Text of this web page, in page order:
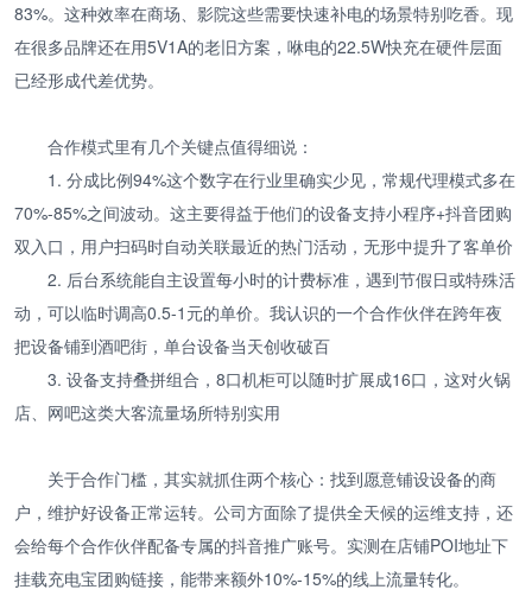
83%。这种效率在商场、影院这些需要快速补电的场景特别吃香。现
在很多品牌还在用5V1A的老旧方案，咻电的22.5W快充在硬件层面
已经形成代差优势。
合作模式里有几个关键点值得细说：
1. 分成比例94%这个数字在行业里确实少见，常规代理模式多在
70%-85%之间波动。这主要得益于他们的设备支持小程序+抖音团购
双入口，用户扫码时自动关联最近的热门活动，无形中提升了客单价
2. 后台系统能自主设置每小时的计费标准，遇到节假日或特殊活
动，可以临时调高0.5-1元的单价。我认识的一个合作伙伴在跨年夜
把设备铺到酒吧街，单台设备当天创收破百
3. 设备支持叠拼组合，8口机柜可以随时扩展成16口，这对火锅
店、网吧这类大客流量场所特别实用
关于合作门槛，其实就抓住两个核心：找到愿意铺设设备的商
户，维护好设备正常运转。公司方面除了提供全天候的运维支持，还
会给每个合作伙伴配备专属的抖音推广账号。实测在店铺POI地址下
挂载充电宝团购链接，能带来额外10%-15%的线上流量转化。